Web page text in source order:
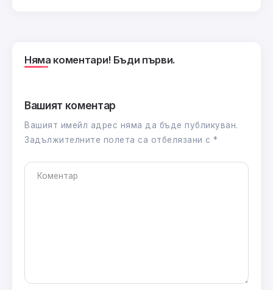
Няма коментари! Бъди първи.
Вашият коментар
Вашият имейл адрес няма да бъде публикуван.
Задължителните полета са отбелязани с *